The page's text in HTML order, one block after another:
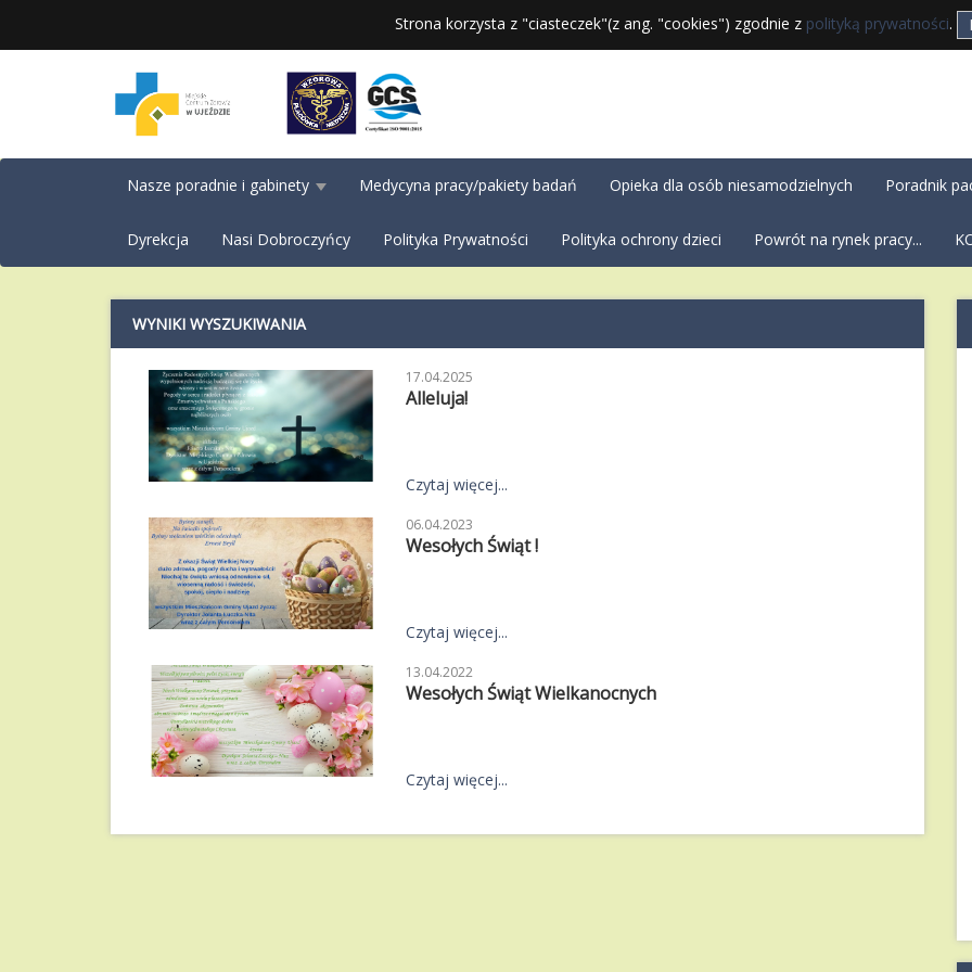
Strona korzysta z "ciasteczek"(z ang. "cookies") zgodnie z polityką prywatności.
Nasze poradnie i gabinety Medycyna pracy/pakiety badań Opieka dla osób niesamodzielnych Poradnik
Dyrekcja Nasi Dobroczyńcy Polityka Prywatności Polityka ochrony dzieci Powrót na rynek pracy...
WYNIKI WYSZUKIWANIA
17.04.2025
Alleluja!
Czytaj więcej...
06.04.2023
Wesołych Świąt !
Czytaj więcej...
13.04.2022
Wesołych Świąt Wielkanocnych
Czytaj więcej...